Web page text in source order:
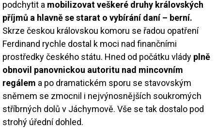
podchytit a mobilizovat veškeré druhy královských
příjmů a hlavně se starat o vybírání daní – berní.
Skrze českou královskou komoru se řadou opatření
Ferdinand rychle dostal k moci nad finančními
prostředky českého státu. Hned od počátku vlády plně
obnovil panovnickou autoritu nad mincovním
regálem a po dramatickém sporu se stavovským
sněmem se zmocnil i nejvýnosnějších soukromých
stříbrných dolů v Jáchymově. Vše se tak dostalo pod
strohý úřední dohled.